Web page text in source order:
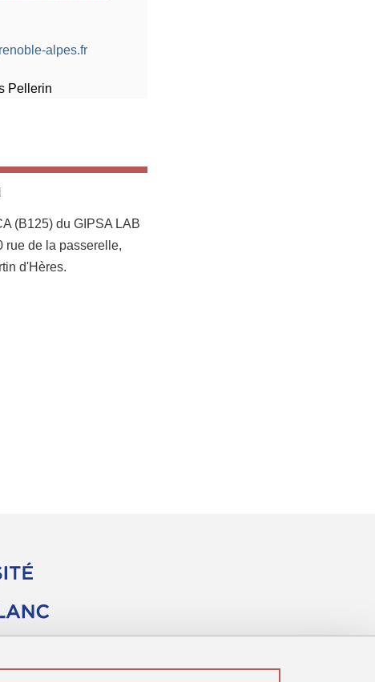
alpes.fr
Pellerin
(B125) du GIPSA LAB
rue de la passerelle,
d'Hères.